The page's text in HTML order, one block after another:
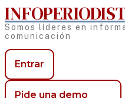
Somos líderes en
comunicación
Entrar
Pide una demo